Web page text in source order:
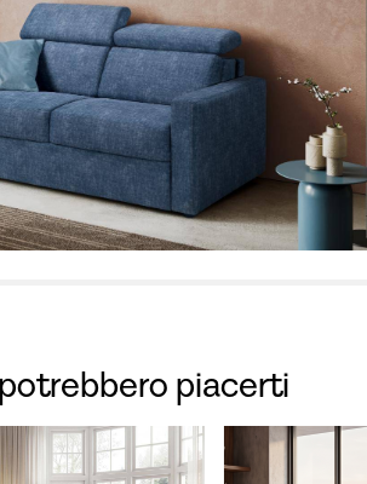
piacerti